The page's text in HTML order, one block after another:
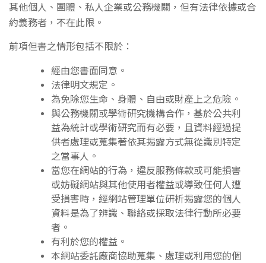
其他個人、團體、私人企業或公務機關，但有法律依據或合
約義務者，不在此限。
前項但書之情形包括不限於：
經由您書面同意。
法律明文規定。
為免除您生命、身體、自由或財產上之危險。
與公務機關或學術研究機構合作，基於公共利
益為統計或學術研究而有必要，且資料經過提
供者處理或蒐集著依其揭露方式無從識別特定
之當事人。
當您在網站的行為，違反服務條款或可能損害
或妨礙網站與其他使用者權益或導致任何人遭
受損害時，經網站管理單位研析揭露您的個人
資料是為了辨識、聯絡或採取法律行動所必要
者。
有利於您的權益。
本網站委託廠商協助蒐集、處理或利用您的個